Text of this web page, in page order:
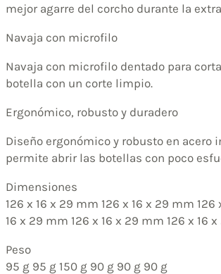
mejor agarre del corcho durante la
Navaja con microfilo
Navaja con microfilo dentado para
botella con un corte limpio.
Ergonómico, robusto y duradero
Diseño ergonómico y robusto en acero
permite abrir las botellas con poco
Dimensiones
126 x 16 x 29 mm 126 x 16 x 29 mm 126
16 x 29 mm 126 x 16 x 29 mm 126 x 16
Peso
95 g 95 g 150 g 90 g 90 g 90 g